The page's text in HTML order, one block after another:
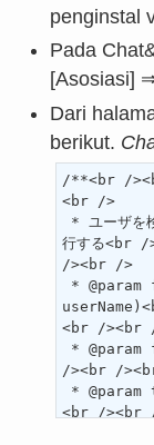
penginstal
Pada
[Asosiasi]
Dari
berikut.